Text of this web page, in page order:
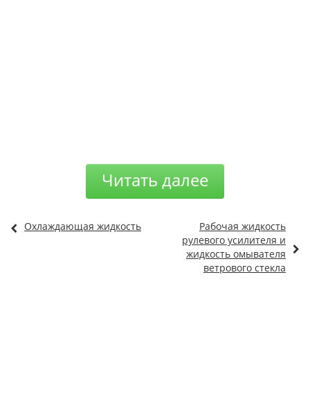
Читать далее
Охлаждающая жидкость
Рабочая жидкость
рулевого усилителя и
жидкость омывателя
ветрового стекла